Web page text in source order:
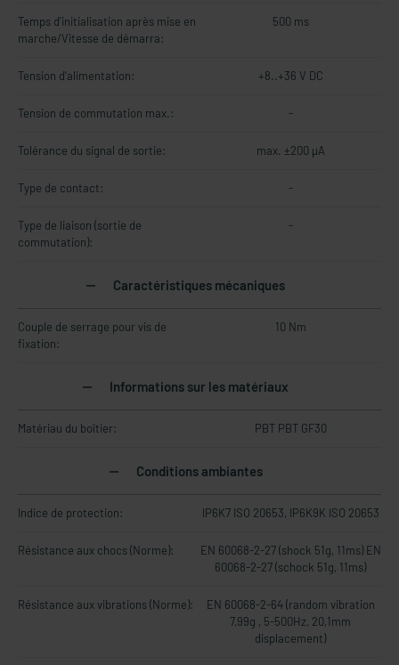
Temps d'initialisation après mise en
marche/Vitesse de démarra:
500 ms
Tension d'alimentation: +8..+36 V DC
Tension de commutation max.: -
Tolérance du signal de sortie: max. ±200 µA
Type de contact: -
Type de liaison (sortie de
commutation):
-
Caractéristiques mécaniques
Couple de serrage pour vis de
fixation:
10 Nm
Informations sur les matériaux
Matériau du boîtier: PBT PBT GF30
Conditions ambiantes
Indice de protection: IP6K7 ISO 20653, IP6K9K ISO 20653
Résistance aux chocs (Norme):
EN 60068-2-27 (shock 51g, 11ms) EN
60068-2-27 (schock 51g, 11ms)
Résistance aux vibrations (Norme):
EN 60068-2-64 (random vibration
7,99g , 5-500Hz, 20,1mm
displacement)